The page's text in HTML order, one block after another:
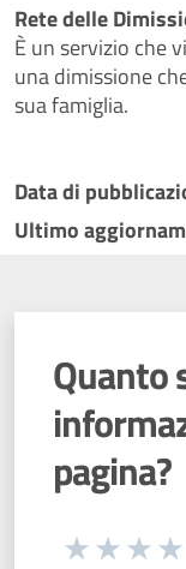
Rete delle
È un servizio che
una dimissione
sua famiglia.
Data di
Ultimo
Quanto
pagina?
Seleziona